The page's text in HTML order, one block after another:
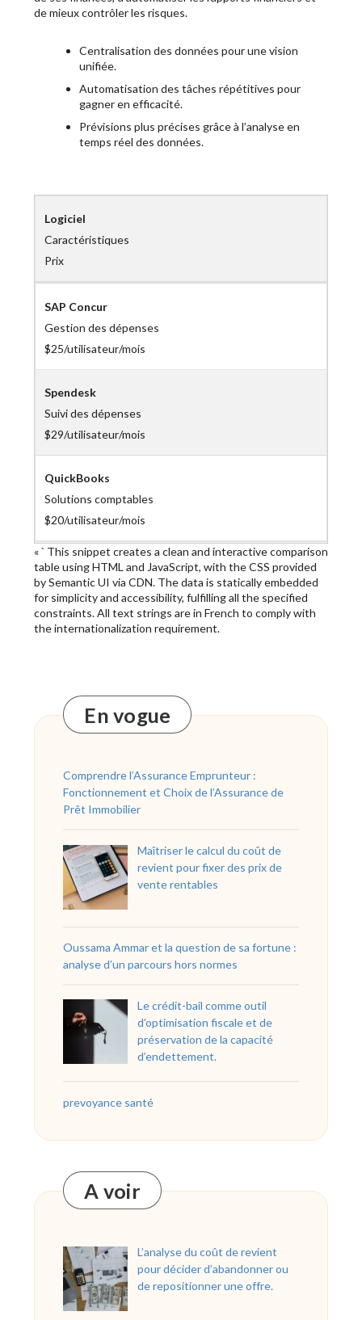
de mieux contrôler les risques.
Centralisation des données pour une vision
unifiée.
Automatisation des tâches répétitives pour
gagner en efficacité.
Prévisions plus précises grâce à l’analyse en
temps réel des données.
Logiciel
Caractéristiques
Prix
SAP Concur
Gestion des dépenses
$25/utilisateur/mois
Spendesk
Suivi des dépenses
$29/utilisateur/mois
QuickBooks
Solutions comptables
$20/utilisateur/mois
« ` This snippet creates a clean and interactive comparison
table using HTML and JavaScript, with the CSS provided
by Semantic UI via CDN. The data is statically embedded
for simplicity and accessibility, fulfilling all the specified
constraints. All text strings are in French to comply with
the internationalization requirement.
En vogue
Comprendre l’Assurance Emprunteur :
Fonctionnement et Choix de l’Assurance de
Prêt Immobilier
Maîtriser le calcul du coût de
revient pour fixer des prix de
vente rentables
Oussama Ammar et la question de sa fortune :
analyse d’un parcours hors normes
Le crédit-bail comme outil
d’optimisation fiscale et de
préservation de la capacité
d’endettement.
prevoyance santé
A voir
L’analyse du coût de revient
pour décider d’abandonner ou
de repositionner une offre.